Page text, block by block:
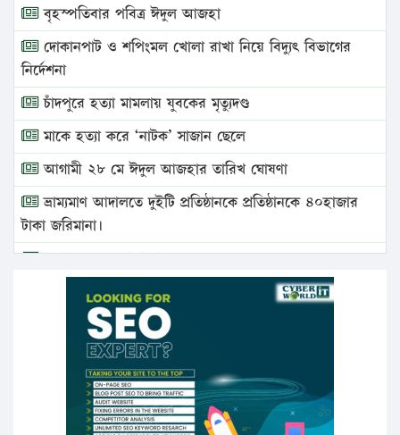
বৃহস্পতিবার পবিত্র ঈদুল আজহা
দোকানপাট ও শপিংমল খোলা রাখা নিয়ে বিদ্যুৎ বিভাগের
নির্দেশনা
চাঁদপুরে হত্যা মামলায় যুবকের মৃত্যুদণ্ড
মাকে হত্যা করে ‘নাটক’ সাজান ছেলে
আগামী ২৮ মে ঈদুল আজহার তারিখ ঘোষণা
ভ্রাম্যমাণ আদালতে দুইটি প্রতিষ্ঠানকে প্রতিষ্ঠানকে ৪০হাজার
টাকা জরিমানা।
এবার লঞ্চের ভাড়া বাড়ল
১৭ থেকে ২১ শতাংশ বিদ্যুতের দাম বাড়ানোর প্রস্তাব পিডিবির
১৬ মে চাঁদপুর ও ২৫ মে ফেনী সফরে যাবেন প্রধানমন্ত্রী
উচ্চশিক্ষায় গৌরবময় অর্জন: পূর্ণ স্কলারশিপে যুক্তরাষ্ট্রে
পিএইচডি করছেন কুয়েটের কৃতি…
সারা দেশে বজ্রাঘাতে ১৪ জনের প্রাণহানি